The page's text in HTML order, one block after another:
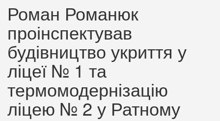
Роман Романюк
проінспектував
будівництво укриття у
ліцеї № 1 та
термомодернізацію
ліцею № 2 у Ратному